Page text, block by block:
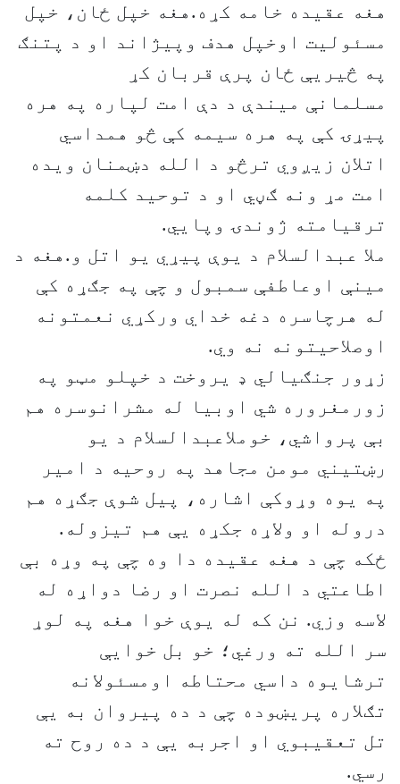
هغه عقیده خامه کړه.هغه خپل ځان، خپل
مسئولیت اوخپل هدف وپیژاند او د پتنګ
په څیریې ځان پرې قربان کړ
مسلمانې میندې د دې امت لپاره په هره
پیړۍ کې په هره سیمه کې څو همداسي
اتلان زیږوي ترڅو د الله دښمنان ویده
امت مړ ونه ګڼي او د توحید کلمه
ترقیامته ژوندۍ وپايي.
ملا عبدالسلام د يوې پیړي يو اتل و.هغه د
مینې اوعاطفې سمبول و چې په جګړه کې
له هرچاسره دغه خداي ورکړي نعمتونه
اوصلاحیتونه نه وي.
زړور جنګیالي ډ یروخت د خپلو مټو په
زورمغروره شي اوبیا له مشرانوسره هم
بې پرواشي، خوملاعبدالسلام د يو
رښتیني مومن مجاهد په روحیه د امیر
په يوه وړوکې اشاره، پیل شوې جګړه هم
دروله او ولاړه جکړه يې هم تیزوله.
ځکه چې د هغه عقیده دا وه چې په وړه بې
اطاعتي د الله نصرت او رضا دواړه له
لاسه وزي. نن که له يوې خوا هغه په لوړ
سر الله ته ورغي؛ خو بل خوايې
ترشايوه داسي محتاطه اومسئولانه
تګلاره پريښوده چې د ده پیروان به يې
تل تعقیبوي او اجربه يې د ده روح ته
رسي.